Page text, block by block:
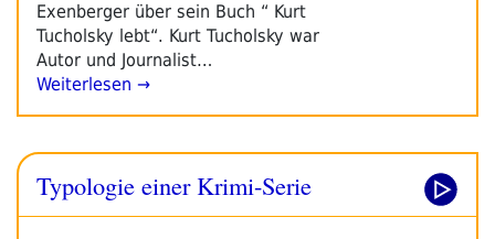
Exenberger über sein Buch “ Kurt
Tucholsky lebt“. Kurt Tucholsky war
Autor und Journalist…
Weiterlesen →
Typologie einer Krimi-Serie